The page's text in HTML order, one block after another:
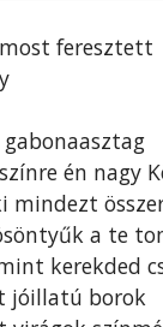
feresztett
én nagy
mindezt
a te
kerekded
jóillatú borok